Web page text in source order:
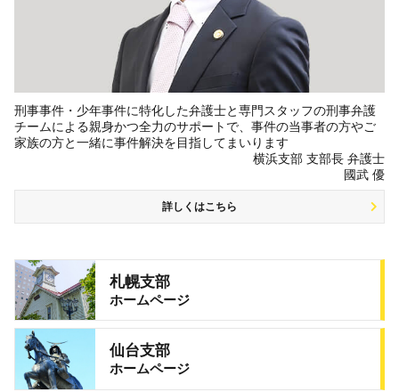
刑事事件・少年事件に特化した弁護士と専門スタッフの刑事弁護
チームによる親身かつ全力のサポートで、事件の当事者の方やご
家族の方と一緒に事件解決を目指してまいります
横浜支部 支部長 弁護士
國武 優
詳しくはこちら
札幌支部
ホームページ
仙台支部
ホームページ